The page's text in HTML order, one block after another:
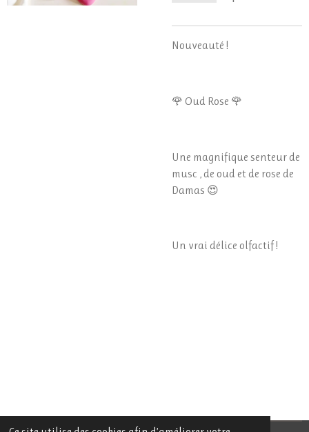
Nouveauté !
🌹 Oud Rose 🌹
Une magnifique senteur de
musc , de oud et de rose de
Damas 😍
Un vrai délice olfactif !